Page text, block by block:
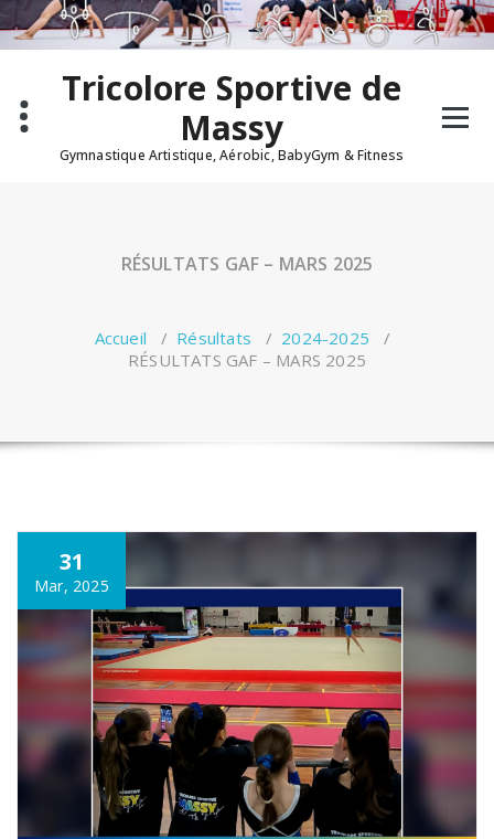
Tricolore Sportive de
Massy
Gymnastique Artistique, Aérobic, BabyGym & Fitness
RÉSULTATS GAF – MARS 2025
Accueil / Résultats / 2024-2025 /
RÉSULTATS GAF – MARS 2025
31
Mar, 2025